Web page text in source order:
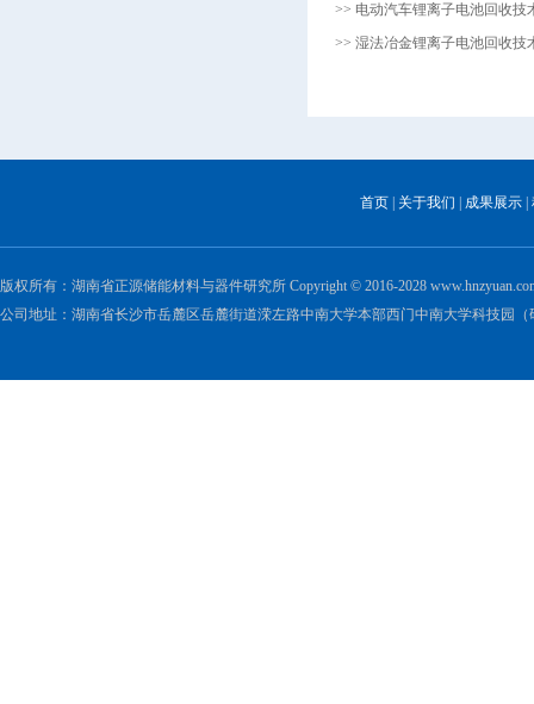
>> 电动汽车锂离子电池回收技
>> 湿法冶金锂离子电池回收技
首页 关于我们 成果展示
版权所有：湖南省正源储能材料与器件研究所 Copyright © 2016-2028
公司地址：湖南省长沙市岳麓区岳麓街道溁左路中南大学本部西门中南大学科技园